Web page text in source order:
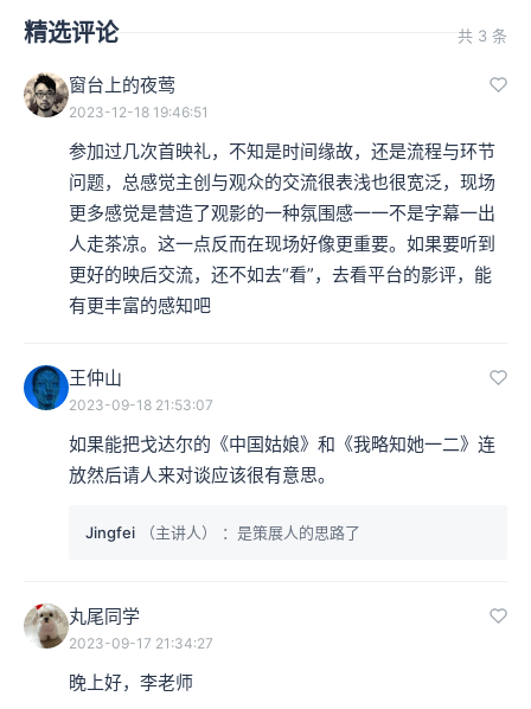
精选评论 共 3 条
窗台上的夜莺
2023-12-18 19:46:51
参加过几次首映礼，不知是时间缘故，还是流程与环节
问题，总感觉主创与观众的交流很表浅也很宽泛，现场
更多感觉是营造了观影的一种氛围感一一不是字幕一出
人走茶凉。这一点反而在现场好像更重要。如果要听到
更好的映后交流，还不如去“看”，去看平台的影评，能
有更丰富的感知吧
王仲山
2023-09-18 21:53:07
如果能把戈达尔的《中国姑娘》和《我略知她一二》连
放然后请人来对谈应该很有意思。
Jingfei （主讲人） ：是策展人的思路了
丸尾同学
2023-09-17 21:34:27
晚上好，李老师